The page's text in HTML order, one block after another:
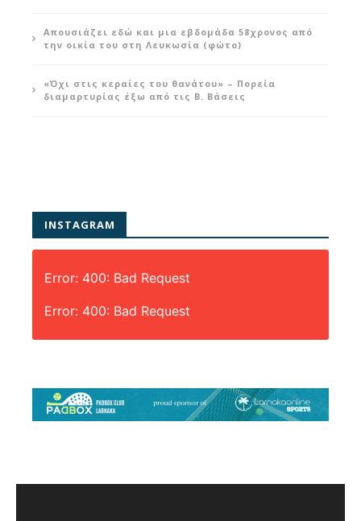
Απουσιάζει εδώ και μια εβδομάδα 58χρονος από
την οικία του στη Λευκωσία (φώτο)
«Όχι στις κεραίες του θανάτου» – Πορεία
διαμαρτυρίας έξω από τις Β. Βάσεις
INSTAGRAM
Error: 400: Bad Request
Error: 400: Bad Request